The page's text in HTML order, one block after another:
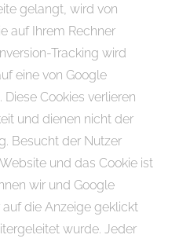
gelangt, wird von
auf Ihrem Rechner
Tracking wird
eine von Google
Cookies verlieren
und dienen nicht der
Besucht der Nutzer
und das Cookie ist
wir und Google
die Anzeige geklickt
wurde. Jeder